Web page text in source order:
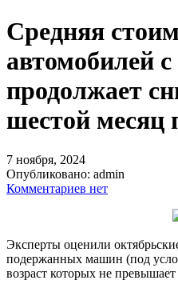
Средняя
автомобилей
продолжает
шестой месяц
7 ноября, 2024
Опубликовано: admin
Комментариев нет
Эксперты оценили
подержанных машин (под
возраст которых не превышает